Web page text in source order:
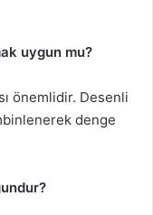
uygun mu?
önemlidir. Desenli
denge